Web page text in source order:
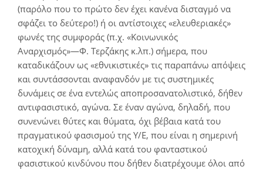
(παρόλο που το πρώτο δεν έχει κανένα δισταγμό να
σφάζει το δεύτερο!) ή οι αντίστοιχες «ελευθεριακές»
φωνές της συμφοράς (π.χ. «Κοινωνικός
Αναρχισμός»―Φ. Τερζάκης κ.λπ.) σήμερα, που
καταδικάζουν ως «εθνικιστικές» τις παραπάνω απόψεις
και συντάσσονται αναφανδόν με τις συστημικές
δυνάμεις σε ένα εντελώς αποπροσανατολιστικό, δήθεν
αντιφασιστικό, αγώνα. Σε έναν αγώνα, δηλαδή, που
συνενώνει θύτες και θύματα, όχι βέβαια κατά του
πραγματικού φασισμού της Υ/Ε, που είναι η σημερινή
κατοχική δύναμη, αλλά κατά του φανταστικού
φασιστικού κινδύνου που δήθεν διατρέχουμε όλοι από